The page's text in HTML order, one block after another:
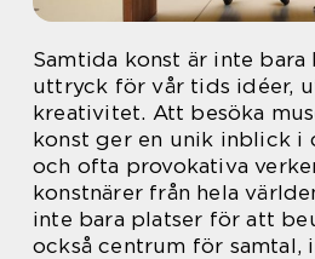
Samtida konst är inte
uttryck för vår tids idéer,
kreativitet. Att besöka
konst ger en unik inblick i
och ofta provokativa
konstnärer från hela
inte bara platser för att
också centrum för samtal,